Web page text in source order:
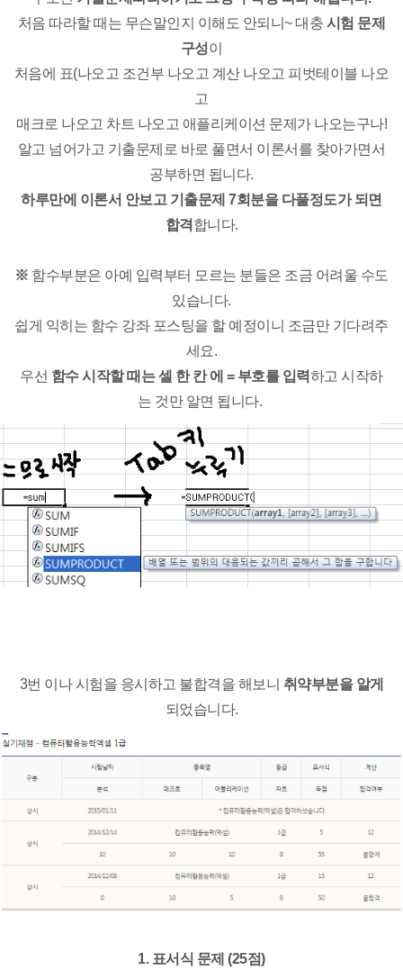
처음 따라할 때는 무슨말인지 이해도 안되니~ 대충 시험 문제
구성이
처음에 표(나오고 조건부 나오고 계산 나오고 피벗테이블 나오
고
매크로 나오고 차트 나오고 애플리케이션 문제가 나오는구나!
알고 넘어가고 기출문제로 바로 풀면서 이론서를 찾아가면서
공부하면 됩니다.
하루만에 이론서 안보고 기출문제 7회분을 다풀정도가 되면
합격 합니다.
※ 함수부분은 아예 입력부터 모르는 분들은 조금 어려울 수도
있습니다.
쉽게 익히는 함수 강좌 포스팅을 할 예정이니 조금만 기다려주
세요.
우선 함수 시작할 때는 셀 한 칸 에 = 부호를 입력하고 시작하
는 것만 알면 됩니다.
3번 이나 시험을 응시하고 불합격을 해보니 취약부분을 알게
되었습니다.
1. 표서식 문제 (25점)